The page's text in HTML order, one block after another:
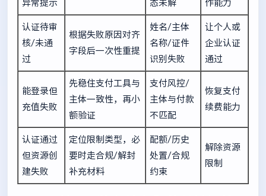
异常提示
态未解
作能力
认证待审
核/未通
过
根据失败原因对齐
字段后一次性重提
姓名/主体
名称/证件
识别失败
让个人或
企业认证
通过
能登录但
充值失败
先稳住支付工具与
主体一致性，再小
额验证
支付风控/
主体与付款
不匹配
恢复支付
续费能力
认证通过
但资源创
建失败
定位限制类型，必
要时走合规/解封
补充材料
配额/历史
处置/合规
约束
解除资源
限制